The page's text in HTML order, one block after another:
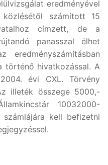
eredményével
számított 15
címzett, de a
panasszal élhet
eredményszámításban
történő hivatkozással. A
évi CXL. Törvény
illeték összege 5000,-
10032000-
számlájára kell befizetni